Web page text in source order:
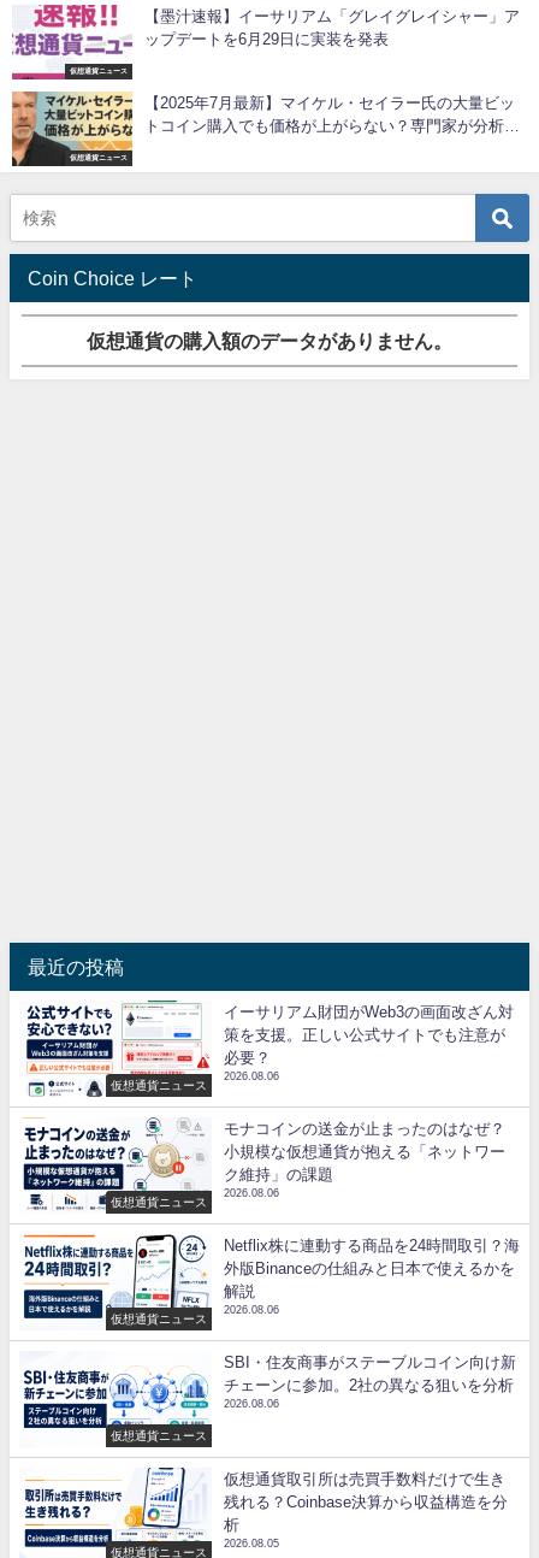
仮想通貨ニュース
【墨汁速報】イーサリアム「グレイグレイシャー」ア
ップデートを6月29日に実装を発表
仮想通貨ニュース
【2025年7月最新】マイケル・セイラー氏の大量ビッ
トコイン購入でも価格が上がらない？専門家が分析す
Coin Choice レート
仮想通貨の購入額のデータがありません。
最近の投稿
仮想通貨ニュース
イーサリアム財団がWeb3の画面改ざん対
策を支援。正しい公式サイトでも注意が
必要？
2026.08.06
仮想通貨ニュース
モナコインの送金が止まったのはなぜ？
小規模な仮想通貨が抱える「ネットワー
ク維持」の課題
2026.08.06
仮想通貨ニュース
Netflix株に連動する商品を24時間取引？海
外版Binanceの仕組みと日本で使えるかを
解説
2026.08.06
仮想通貨ニュース
SBI・住友商事がステーブルコイン向け新
チェーンに参加。2社の異なる狙いを分析
2026.08.06
仮想通貨ニュース
仮想通貨取引所は売買手数料だけで生き
残れる？Coinbase決算から収益構造を分
析
2026.08.05